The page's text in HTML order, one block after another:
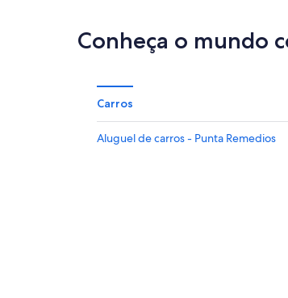
Conheça o mundo
Carros
Aluguel de carros - Punta Remedios